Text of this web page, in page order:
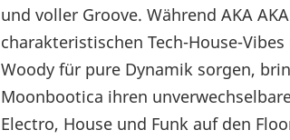
und voller Groove. Während AKA
charakteristischen Tech-House-
Woody für pure Dynamik sorgen,
Moonbootica ihren
Electro, House und Funk auf den